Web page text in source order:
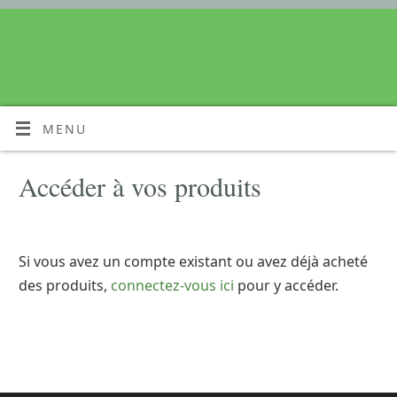
MENU
Accéder à vos produits
Si vous avez un compte existant ou avez déjà acheté
des produits, connectez-vous ici pour y accéder.